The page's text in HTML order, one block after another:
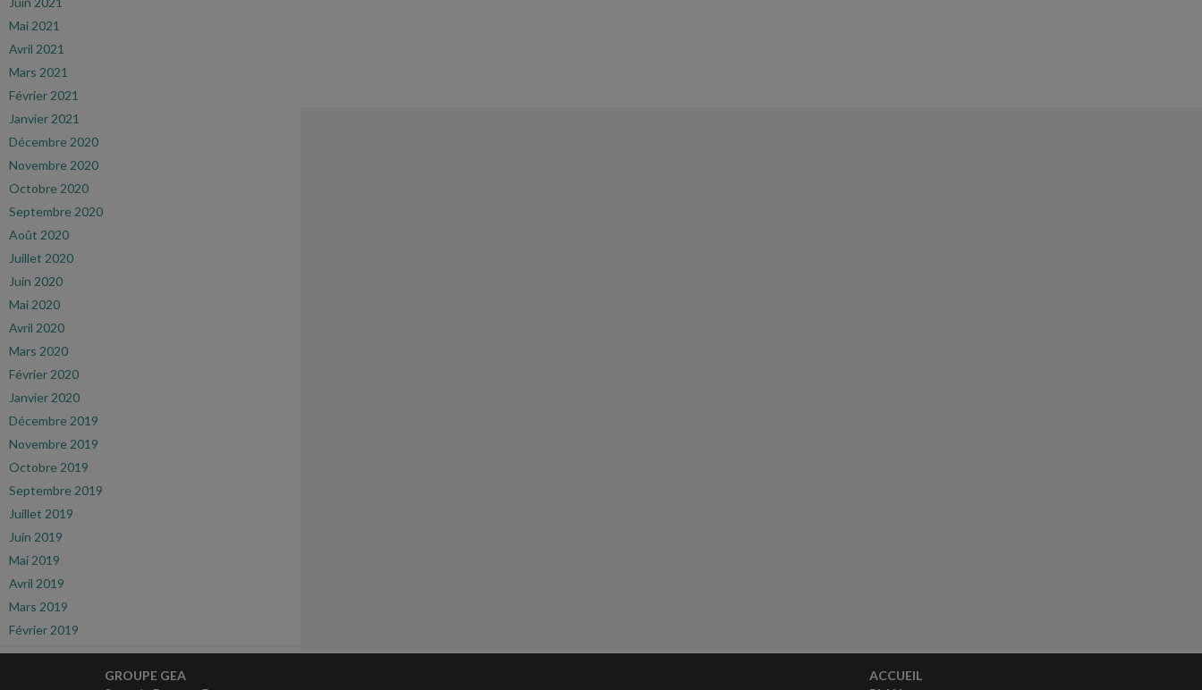
Mai 2021
Avril 2021
Mars 2021
Février 2021
Janvier 2021
Décembre 2020
Novembre 2020
Octobre 2020
Septembre 2020
Août 2020
Juillet 2020
Juin 2020
Mai 2020
Avril 2020
Mars 2020
Février 2020
Janvier 2020
Décembre 2019
Novembre 2019
Octobre 2019
Septembre 2019
Juillet 2019
Juin 2019
Mai 2019
Avril 2019
Mars 2019
Février 2019
GROUPE GEA
ACCUEIL